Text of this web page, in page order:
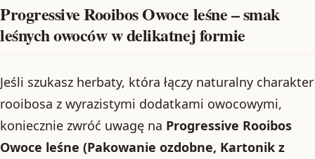
Progressive Rooibos Owoce leśne – smak
leśnych owoców w delikatnej formie
Jeśli szukasz herbaty, która łączy naturalny charakter
rooibosa z wyrazistymi dodatkami owocowymi,
koniecznie zwróć uwagę na Progressive Rooibos
Owoce leśne (Pakowanie ozdobne, Kartonik z